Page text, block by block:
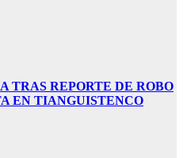
TRAS REPORTE DE ROBO
EN TIANGUISTENCO